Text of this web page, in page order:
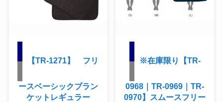
【TR-1271】 フリ
ースベーシックブラン
ケットレギュラー
※在庫限り【TR-
0968｜TR-0969｜TR-
0970】スムースフリー